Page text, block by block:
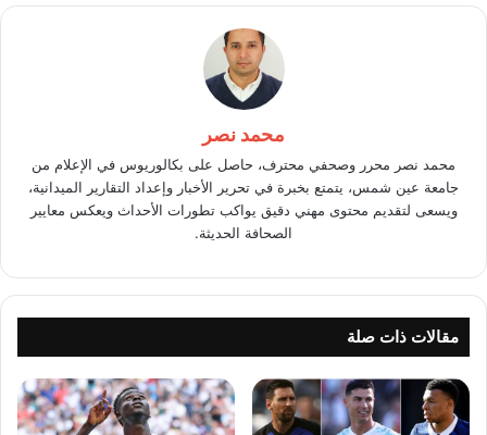
محمد نصر
محمد نصر محرر وصحفي محترف، حاصل على بكالوريوس في الإعلام من
جامعة عين شمس، يتمتع بخبرة في تحرير الأخبار وإعداد التقارير الميدانية،
ويسعى لتقديم محتوى مهني دقيق يواكب تطورات الأحداث ويعكس معايير
الصحافة الحديثة.
مقالات ذات صلة